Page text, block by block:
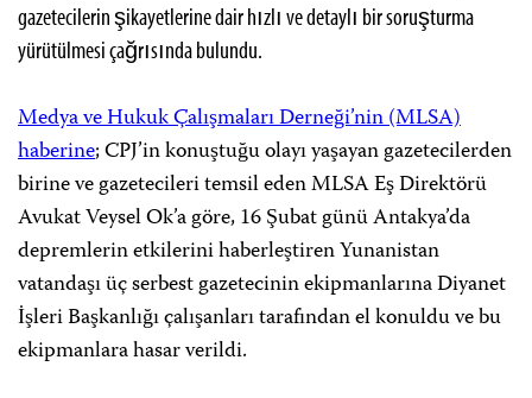
gazetecilerin şikayetlerine dair hızlı ve detaylı bir soruşturma
yürütülmesi çağrısında bulundu.
Medya ve Hukuk Çalışmaları Derneği’nin (MLSA)
haberine; CPJ’in konuştuğu olayı yaşayan gazetecilerden
birine ve gazetecileri temsil eden MLSA Eş Direktörü
Avukat Veysel Ok’a göre, 16 Şubat günü Antakya’da
depremlerin etkilerini haberleştiren Yunanistan
vatandaşı üç serbest gazetecinin ekipmanlarına Diyanet
İşleri Başkanlığı çalışanları tarafından el konuldu ve bu
ekipmanlara hasar verildi.